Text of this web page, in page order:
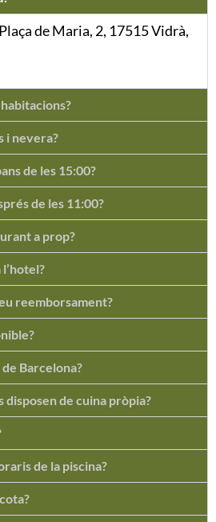
de Maria, 2, 17515 Vidrà,
i nevera?
de les 15:00?
de les 11:00?
a prop?
reemborsament?
Barcelona?
disposen de cuina pròpia?
de la piscina?